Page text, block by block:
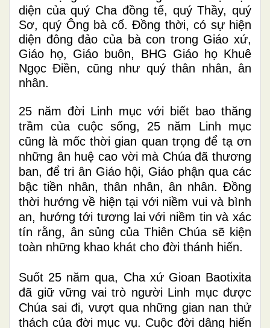
diện của quý Cha đồng tế, quý Thầy, quý
Sơ, quý Ông bà cố. Đồng thời, có sự hiện
diện đông đảo của bà con trong Giáo xứ,
Giáo họ, Giáo buôn, BHG Giáo họ Khuê
Ngọc Điền, cũng như quý thân nhân, ân
nhân.
25 năm đời Linh mục với biết bao thăng
trầm của cuộc sống, 25 năm Linh mục
cũng là mốc thời gian quan trọng để tạ ơn
những ân huệ cao vời mà Chúa đã thương
ban, để tri ân Giáo hội, Giáo phận qua các
bậc tiền nhân, thân nhân, ân nhân. Đồng
thời hướng về hiện tại với niềm vui và bình
an, hướng tới tương lai với niềm tin và xác
tín rằng, ân sủng của Thiên Chúa sẽ kiện
toàn những khao khát cho đời thánh hiến.
Suốt 25 năm qua, Cha xứ Gioan Baotixita
đã giữ vững vai trò người Linh mục được
Chúa sai đi, vượt qua những gian nan thử
thách của đời mục vụ. Cuộc đời dâng hiến